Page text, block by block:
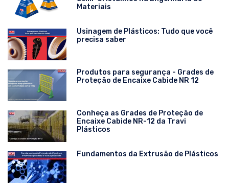
Materiais
Usinagem de Plásticos: Tudo que você
precisa saber
Produtos para segurança - Grades de
Proteção de Encaixe Cabide NR 12
Conheça as Grades de Proteção de
Encaixe Cabide NR-12 da Travi
Plásticos
Fundamentos da Extrusão de Plásticos